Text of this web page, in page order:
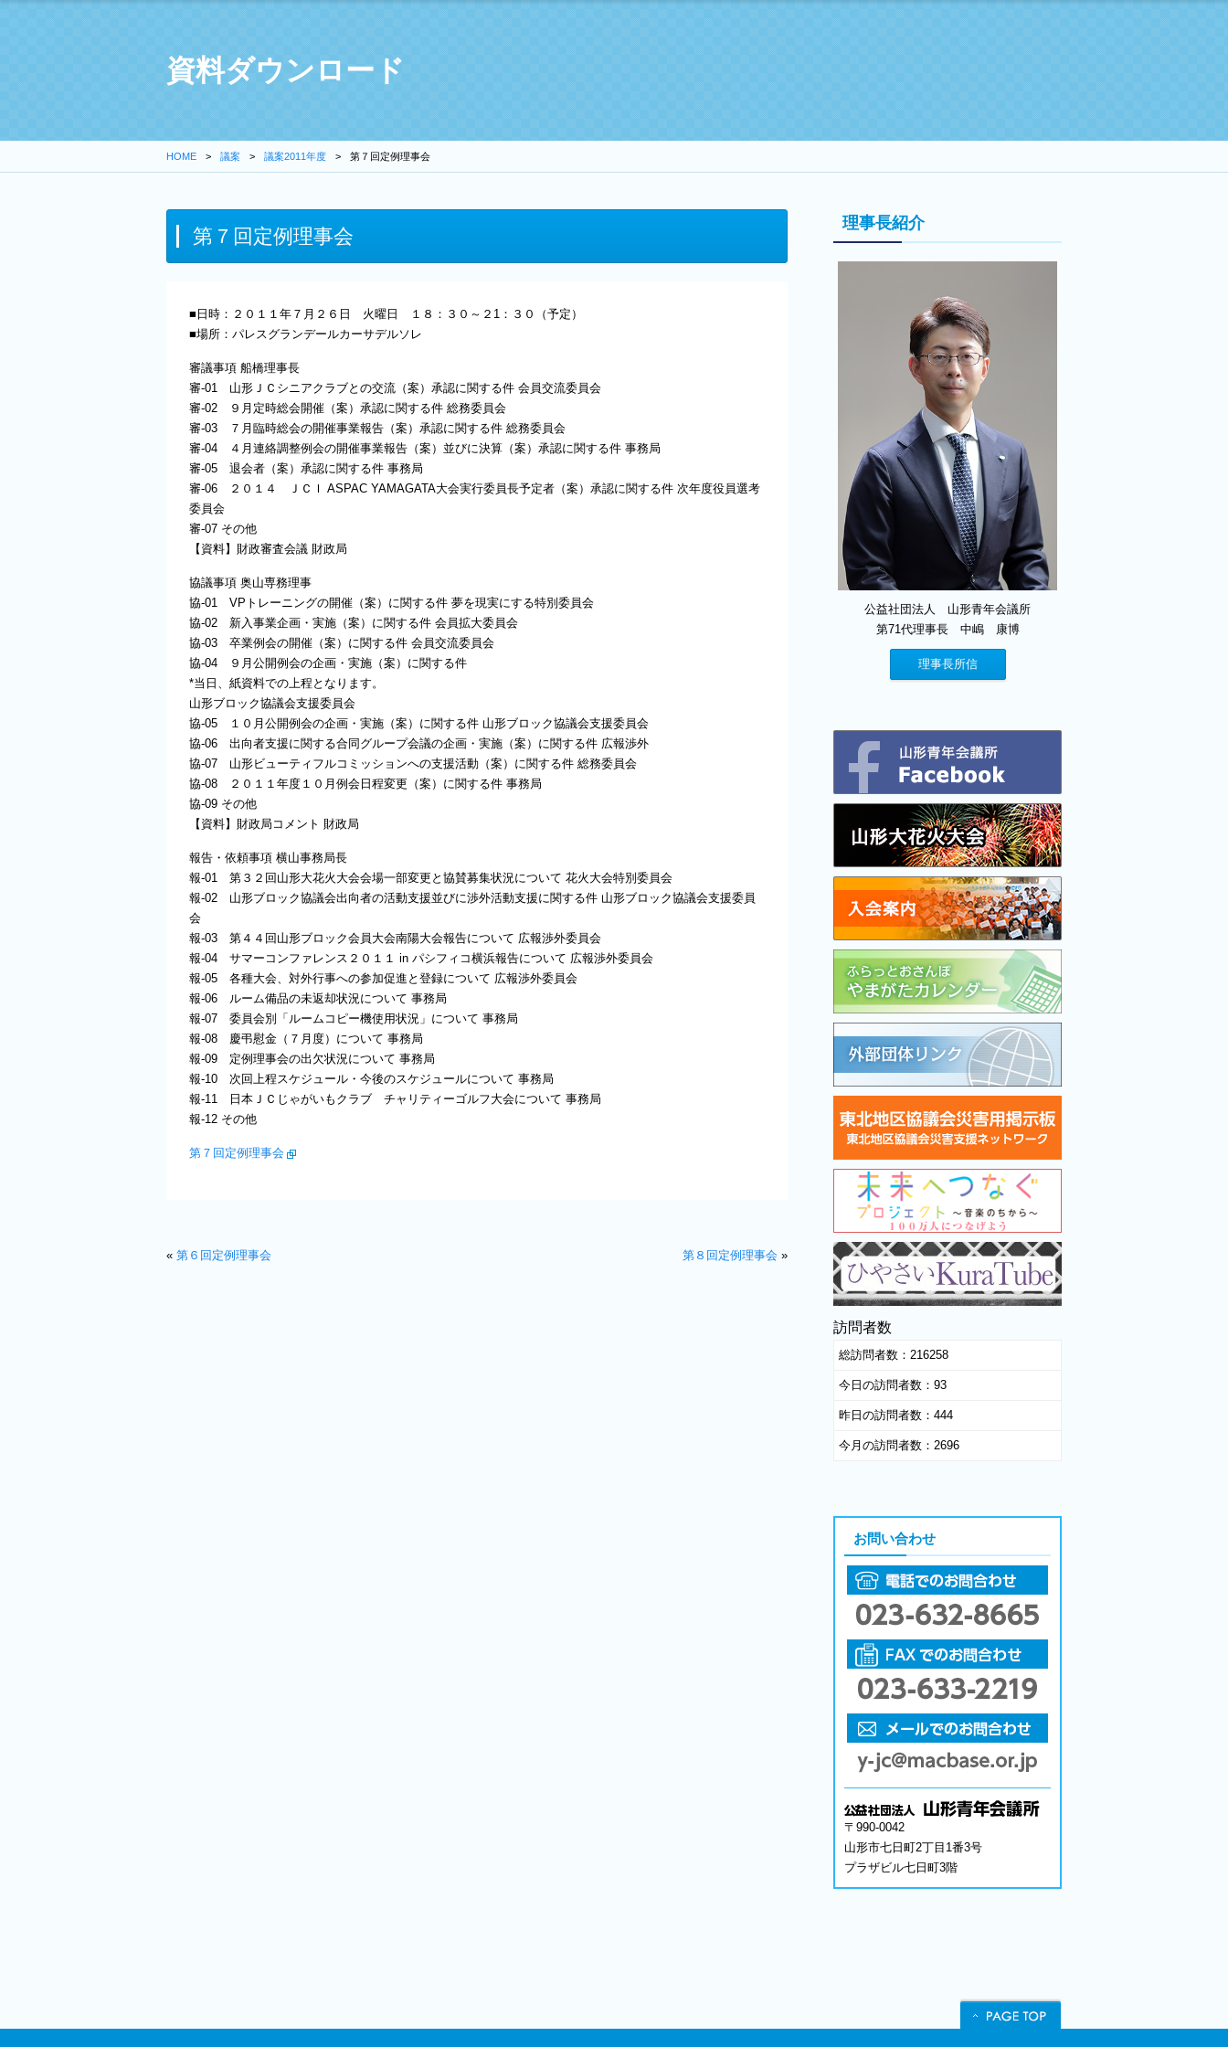
資料ダウンロード
HOME 議案 議案2011年度 第７回定例理事会
第７回定例理事会
■日時：２０１１年７月２６日 火曜日 １８：３０～２1：３０（予定）
■場所：パレスグランデールカーサデルソレ
審議事項 船橋理事長
審-01 山形ＪＣシニアクラブとの交流（案）承認に関する件 会員交流委員会
審-02 ９月定時総会開催（案）承認に関する件 総務委員会
審-03 ７月臨時総会の開催事業報告（案）承認に関する件 総務委員会
審-04 ４月連絡調整例会の開催事業報告（案）並びに決算（案）承認に関する件 事務局
審-05 退会者（案）承認に関する件 事務局
審-06 ２０１４ ＪＣＩ ASPAC YAMAGATA大会実行委員長予定者（案）承認に関する件 次年度役員選考
委員会
審-07 その他
【資料】財政審査会議 財政局
協議事項 奥山専務理事
協-01 VPトレーニングの開催（案）に関する件 夢を現実にする特別委員会
協-02 新入事業企画・実施（案）に関する件 会員拡大委員会
協-03 卒業例会の開催（案）に関する件 会員交流委員会
協-04 ９月公開例会の企画・実施（案）に関する件
*当日、紙資料での上程となります。
山形ブロック協議会支援委員会
協-05 １０月公開例会の企画・実施（案）に関する件 山形ブロック協議会支援委員会
協-06 出向者支援に関する合同グループ会議の企画・実施（案）に関する件 広報渉外
協-07 山形ビューティフルコミッションへの支援活動（案）に関する件 総務委員会
協-08 ２０１１年度１０月例会日程変更（案）に関する件 事務局
協-09 その他
【資料】財政局コメント 財政局
報告・依頼事項 横山事務局長
報-01 第３２回山形大花火大会会場一部変更と協賛募集状況について 花火大会特別委員会
報-02 山形ブロック協議会出向者の活動支援並びに渉外活動支援に関する件 山形ブロック協議会支援委員
会
報-03 第４４回山形ブロック会員大会南陽大会報告について 広報渉外委員会
報-04 サマーコンファレンス２０１１ in パシフィコ横浜報告について 広報渉外委員会
報-05 各種大会、対外行事への参加促進と登録について 広報渉外委員会
報-06 ルーム備品の未返却状況について 事務局
報-07 委員会別「ルームコピー機使用状況」について 事務局
報-08 慶弔慰金（７月度）について 事務局
報-09 定例理事会の出欠状況について 事務局
報-10 次回上程スケジュール・今後のスケジュールについて 事務局
報-11 日本ＪＣじゃがいもクラブ チャリティーゴルフ大会について 事務局
報-12 その他
第７回定例理事会
« 第６回定例理事会 第８回定例理事会 »
理事長紹介
公益社団法人 山形青年会議所
第71代理事長 中嶋 康博
理事長所信
訪問者数
総訪問者数： 216258
今日の訪問者数： 93
昨日の訪問者数： 444
今月の訪問者数： 2696
お問い合わせ
〒990-0042
山形市七日町2丁目1番3号
プラザビル七日町3階